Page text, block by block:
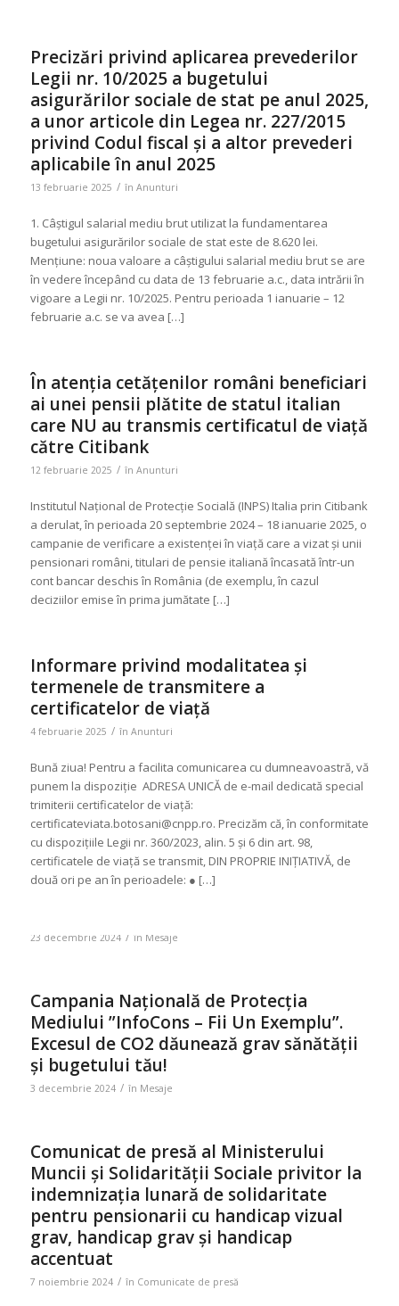
Precizări privind aplicarea prevederilor
Legii nr. 10/2025 a bugetului
asigurărilor sociale de stat pe anul 2025,
a unor articole din Legea nr. 227/2015
privind Codul fiscal și a altor prevederi
aplicabile în anul 2025
13 februarie 2025 / în Anunturi
1. Câştigul salarial mediu brut utilizat la fundamentarea
bugetului asigurărilor sociale de stat este de 8.620 lei.
Mențiune: noua valoare a câştigului salarial mediu brut se are
în vedere începând cu data de 13 februarie a.c., data intrării în
vigoare a Legii nr. 10/2025. Pentru perioada 1 ianuarie – 12
februarie a.c. se va avea […]
În atenția cetățenilor români beneficiari
ai unei pensii plătite de statul italian
care NU au transmis certificatul de viață
către Citibank
12 februarie 2025 / în Anunturi
Institutul Național de Protecție Socială (INPS) Italia prin Citibank
a derulat, în perioada 20 septembrie 2024 – 18 ianuarie 2025, o
campanie de verificare a existenței în viață care a vizat și unii
pensionari români, titulari de pensie italiană încasată într-un
cont bancar deschis în România (de exemplu, în cazul
deciziilor emise în prima jumătate […]
Informare privind modalitatea și
termenele de transmitere a
certificatelor de viață
4 februarie 2025 / în Anunturi
Bună ziua! Pentru a facilita comunicarea cu dumneavoastră, vă
punem la dispoziție ADRESA UNICĂ de e-mail dedicată special
trimiterii certificatelor de viață:
certificateviata.botosani@cnpp.ro. Precizăm că, în conformitate
cu dispozițiile Legii nr. 360/2023, alin. 5 și 6 din art. 98,
certificatele de viață se transmit, DIN PROPRIE INIȚIATIVĂ, de
două ori pe an în perioadele: ● […]
23 decembrie 2024 / în Mesaje
Campania Națională de Protecția
Mediului ”InfoCons – Fii Un Exemplu”.
Excesul de CO2 dăunează grav sănătății
și bugetului tău!
3 decembrie 2024 / în Mesaje
Comunicat de presă al Ministerului
Muncii și Solidarității Sociale privitor la
indemnizația lunară de solidaritate
pentru pensionarii cu handicap vizual
grav, handicap grav și handicap
accentuat
7 noiembrie 2024 / în Comunicate de presă